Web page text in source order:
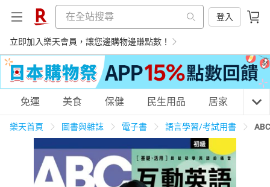
登入
立即加入樂天會員，讓您邊購物邊賺點數！
購物網分類
天天免運 美食蛋糕 養生保健 民生用品
免運 美食 保健 民生用品 居家 3C
樂天首頁 圖書與雜誌 電子書 語言學習/考試用書